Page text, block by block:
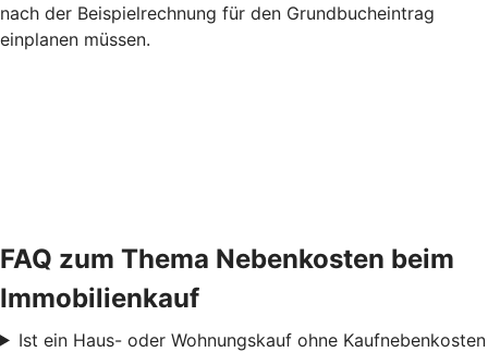
nach der Beispielrechnung für den Grundbucheintrag
einplanen müssen.
FAQ zum Thema Nebenkosten beim
Immobilienkauf
Ist ein Haus- oder Wohnungskauf ohne Kaufnebenkosten